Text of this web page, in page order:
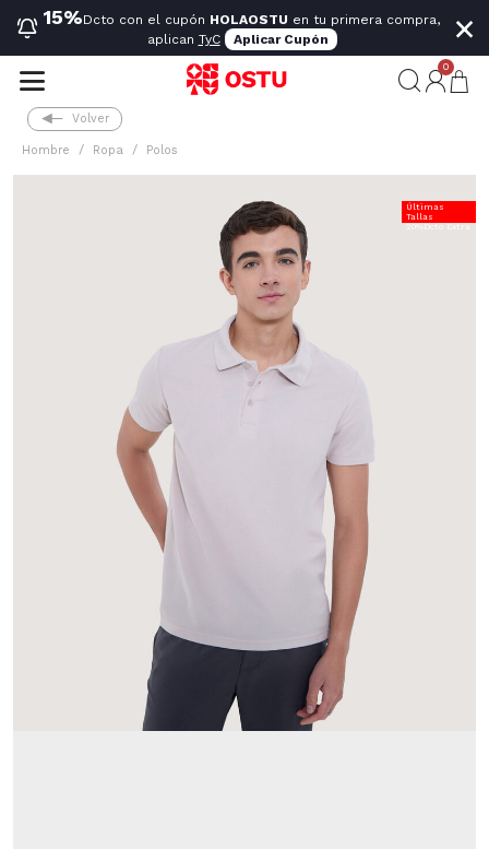
15%Dcto con el cupón HOLAOSTU en tu primera compra,
aplican TyC Aplicar Cupón ×
0
Volver
Hombre Ropa Polos
Últimas
Tallas
20%Dcto Extra